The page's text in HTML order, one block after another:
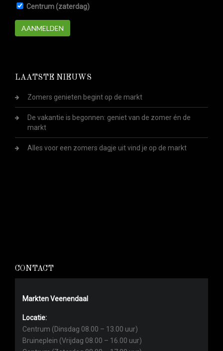
Centrum (zaterdag)
AANMELDEN
LAATSTE NIEUWS
Zomers genieten begint op de markt
De vakantie is begonnen: geniet van de zomer én de
markt
Alles voor een zomers dagje uit vind je op de markt
CONTACT
Markten Veenendaal
Locatie:
Centrum (Dinsdag 08.00 – 13.00 uur)
Bruineplein (Vrijdag 08.00 – 16.00 uur)